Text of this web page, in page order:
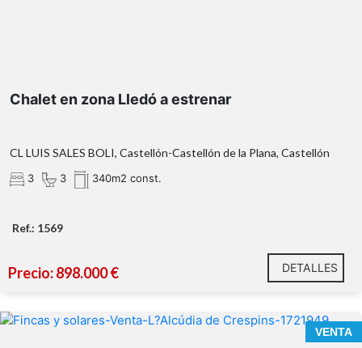
Chalet en zona Lledó a estrenar
CL LUIS SALES BOLI, Castellón-Castellón de la Plana, Castellón
3 3 340m2 const.
Ref.: 1569
Precio: 898.000 € DETALLES
VENTA